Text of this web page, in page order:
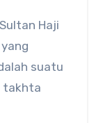
Haji
suatu
takhta